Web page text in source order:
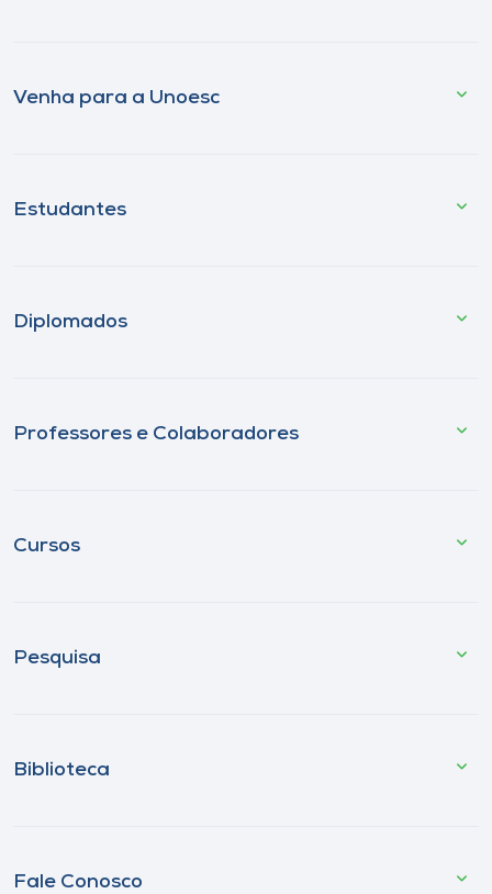
Venha para a Unoesc
Estudantes
Diplomados
Professores e Colaboradores
Cursos
Pesquisa
Biblioteca
Fale Conosco